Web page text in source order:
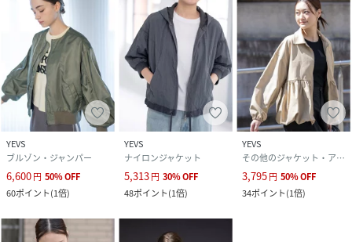
デニムやワイドパンツと合わせてカジュアルに、スカートや
ドレスに羽織るだけでおしゃれなアクセントに。春先のレイ
ヤードスタイルにも最適です。
【MODEL】
ミント モデルサイズ :身長:166cm 着用サイズ:Free
性別タイプ レディース
YEVS
ブルゾン・ジャンパー
6,600円 50%OFF
60ポイント(1倍)
YEVS
ナイロンジャケット
5,313円 30%OFF
48ポイント(1倍)
YEVS
その他のジャケット・アウター
3,795円 50%OFF
34ポイント(1倍)